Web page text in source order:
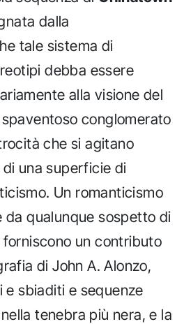
dalla
tale sistema di
debba essere
alla visione del
conglomerato
che si agitano
una superficie di
Un romanticismo
da qualunque sospetto di
un contributo
di John A. Alonzo,
sbiaditi e sequenze
tenebra più nera, e la